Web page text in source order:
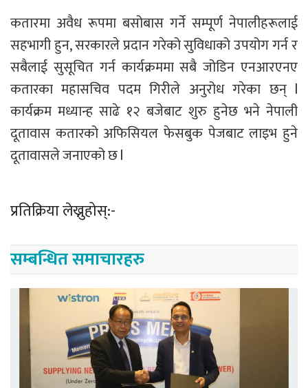
कतारमा अवैध रूपमा बसोबास गर्ने सम्पूर्ण नेपालीहरूलाई
सहभागी हुन, सरकारले प्रदान गरेको सुविधाको उपयोग गर्न र
सबैलाई सुसूचित गर्न कार्यक्रममा सबै जोडिन एनआरएनए
कतारका महासचिव पदम गिरीले अनुरोध गरेका छन् l
कार्यक्रम मध्यान्ह साढे १२ बजेबाट शुरु हुनेछ भने नेपाली
दूतावास कतारको अफिसियल फेसबुक पेजबाट लाइभ हुने
दूतावासले जनाएको छ l
प्रतिक्रिया लेख्नुहोस्:-
सम्बन्धित समाचारहरु